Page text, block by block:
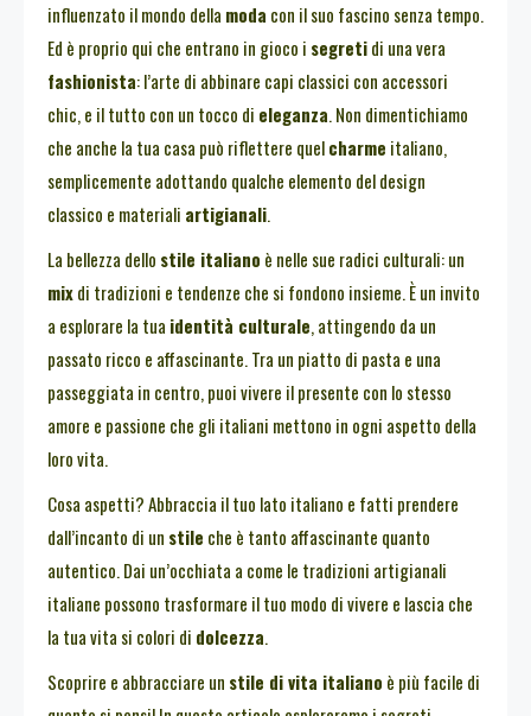
influenzato il mondo della moda con il suo fascino senza tempo.
Ed è proprio qui che entrano in gioco i segretidi una vera
fashionista: l’arte di abbinare capi classici con accessori
chic, e il tutto con un tocco di eleganza. Non dimentichiamo
che anche la tua casa può riflettere quelcharme italiano,
semplicemente adottando qualche elemento del design
classico e materiali artigianali.
La bellezza dello stile italiano è nelle sue radici culturali: un
mixdi tradizioni e tendenze che si fondono insieme. È un invito
a esplorare la tua identità culturale, attingendo da un
passato ricco e affascinante. Tra un piatto di pasta e una
passeggiata in centro, puoi vivere il presente con lo stesso
amore e passione che gli italiani mettono in ogni aspetto della
loro vita.
Cosa aspetti? Abbraccia il tuo lato italiano e fatti prendere
dall’incanto di un stile che è tanto affascinante quanto
autentico. Dai un’occhiata a come le tradizioni artigianali
italiane possono trasformare il tuo modo di vivere e lascia che
la tua vita si colori di dolcezza.
Scoprire e abbracciare un stile di vita italiano è più facile di